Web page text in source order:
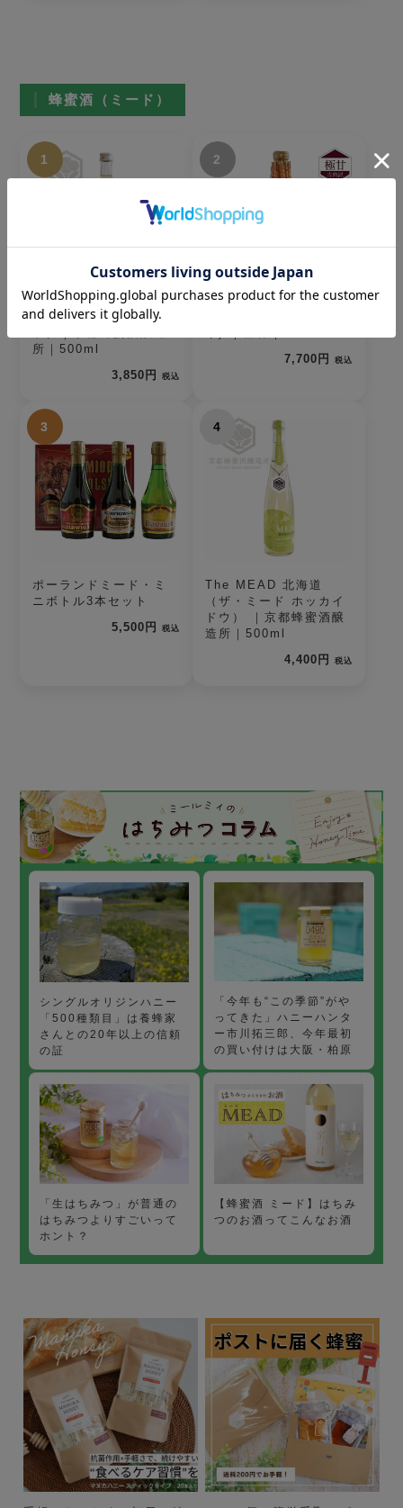
蜂蜜酒（ミード）
1
The MEAD（ザ・ミー
所｜500ml
3,850円
税込
2
7,700円
税込
3
ポーランドミード・ミ
ニボトル3本セット
5,500円
税込
4
The MEAD 北海道
（ザ・ミード ホッカイ
ドウ） ｜京都蜂蜜酒醸
造所｜500ml
4,400円
税込
シングルオリジンハニー
「500種類目」は養蜂家
さんとの20年以上の信頼
の証
「今年も“この季節”がや
ってきた」ハニーハンタ
ー市川拓三郎、今年最初
の買い付けは大阪・柏原
「生はちみつ」が普通の
はちみつよりすごいって
ホント？
【蜂蜜酒 ミード】はちみ
つのお酒ってこんなお酒